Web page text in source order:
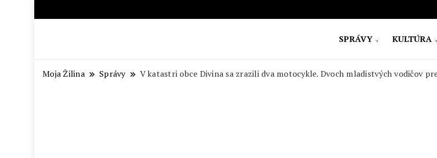
SPRÁVY KULTÚRA
Moja Žilina Správy V katastri obce Divina sa zrazili dva motocykle. Dvoch mladistvých vodičov